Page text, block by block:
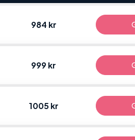
984 kr
999 kr
1005 kr